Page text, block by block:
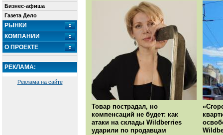
Бизнес-афиша
Газета Дело
РЫНКИ
КОМПАНИИ
О ПРОЕКТЕ
РЕКЛАМА:
Реклама на сайте
Товар пострадал, но
компенсаций не будет: как
атаки на склады Wildberries
ударили по продавцам